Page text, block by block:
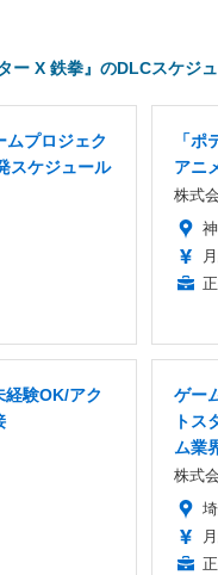
ー X 鉄拳』のDLCスケジ
ムプロジェク
スケジュール
「
アニ
株式
経験OK/アク
ゲー
トス
ム業
株式